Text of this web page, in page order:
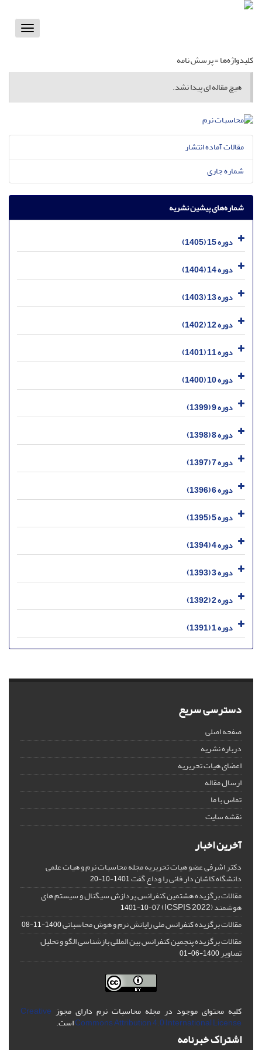
Toggle
کلیدواژه‌ها =پرسش نامه
هیچ مقاله ای پیدا نشد.
مقالات آماده انتشار
شماره جاری
شماره‌های پیشین نشریه
دوره 15 (1405)
دوره 14 (1404)
دوره 13 (1403)
دوره 12 (1402)
دوره 11 (1401)
دوره 10 (1400)
دوره 9 (1399)
دوره 8 (1398)
دوره 7 (1397)
دوره 6 (1396)
دوره 5 (1395)
دوره 4 (1394)
دوره 3 (1393)
دوره 2 (1392)
دوره 1 (1391)
دسترسی سریع
صفحه اصلی
درباره نشریه
اعضای هیات تحریریه
ارسال مقاله
تماس با ما
نقشه سایت
آخرین اخبار
دکتر اشرفی عضو هیات تحریریه مجله محاسبات نرم و هیات علمی
دانشگاه کاشان دار فانی را وداع گفت1401-10-20
مقالات برگزیده هشتمین کنفرانس پردازش سیگنال و سیستم های
هوشمند (ICSPIS 2022) 1401-10-07
مقالات برگزیده کنفرانس ملی رایانش نرم و هوش محاسباتی1400-11-08
مقالات برگزیده پنجمین کنفرانس بین المللی بازشناسی الگو و تحلیل
تصاویر1400-06-01
کلیه محتوای موجود در مجله محاسبات نرم دارای مجوز Creative
Commons Attribution 4.0 International Licenseاست.
اشتراک خبرنامه